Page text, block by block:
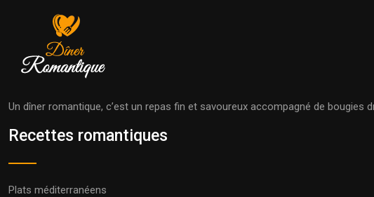
Un dîner romantique, c’est un repas fin et savoureux accompagné de bougies
Recettes romantiques
Plats méditerranéens